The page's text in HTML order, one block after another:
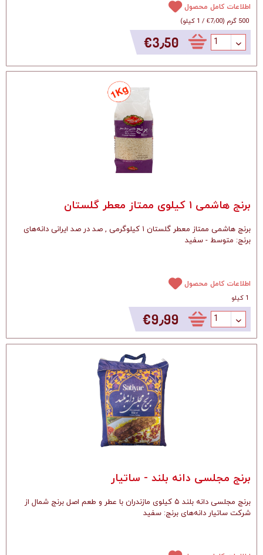
اطلاعات کامل محصول
500 گرم
(‎€7٫00 / 1 کیلو )
‎€3٫50
برنج هاشمی ۱ کیلوی ممتاز معطر گلستان
برنج هاشمی ممتاز معطر گلستان ۱ کیلوگرمی , صد در صد ایرانی دانه‌های
برنج: متوسط - سفید
اطلاعات کامل محصول
1 کیلو
‎€9٫99
برنج مجلسی دانه بلند - ساتیار
برنج مجلسی دانه بلند ۵ کیلوی مازندران با عطر و طعم اصل برنج شمال از
شرکت ساتیار دانه‌های برنج: سفید